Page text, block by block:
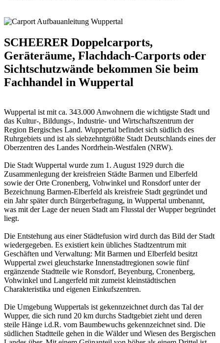
SCHEERER Doppelcarports,
Geräteräume, Flachdach-Carports oder
Sichtschutzwände bekommen Sie beim
Fachhandel in Wuppertal
Wuppertal ist mit ca. 343.000 Anwohnern die wichtigste Stadt und
das Kultur-, Bildungs-, Industrie- und Wirtschaftszentrum der
Region Bergisches Land. Wuppertal befindet sich südlich des
Ruhrgebiets und ist als siebzehntgrößte Stadt Deutschlands eines der
Oberzentren des Landes Nordrhein-Westfalen (NRW).
Die Stadt Wuppertal wurde zum 1. August 1929 durch die
Zusammenlegung der kreisfreien Städte Barmen und Elberfeld
sowie der Orte Cronenberg, Vohwinkel und Ronsdorf unter der
Bezeichnung Barmen-Elberfeld als kreisfreie Stadt gegründet und
ein Jahr später durch Bürgerbefragung, in Wuppertal umbenannt,
was mit der Lage der neuen Stadt am Flusstal der Wupper begründet
liegt.
Die Entstehung aus einer Städtefusion wird durch das Bild der Stadt
wiedergegeben. Es existiert kein übliches Stadtzentrum mit
Geschäften und Verwaltung: Mit Barmen und Elberfeld besitzt
Wuppertal zwei gleuchstarke Innenstadtregionen sowie fünf
ergänzende Stadtteile wie Ronsdorf, Beyenburg, Cronenberg,
Vohwinkel und Langerfeld mit zumeist kleinstädtischen
Charakteristika und eigenen Einkufszentren.
Die Umgebung Wuppertals ist gekennzeichnet durch das Tal der
Wupper, die sich rund 20 km durchs Stadtgebiet zieht und deren
steile Hänge i.d.R. vom Baumbewuchs gekennzeichnet sind. Die
südlichen Stadtteile gehen in die Wälder und Wiesen des Bergischen